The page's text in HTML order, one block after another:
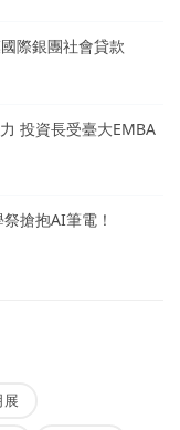
際銀團社會貸款
投資長受臺大EMBA
搶抱AI筆電！